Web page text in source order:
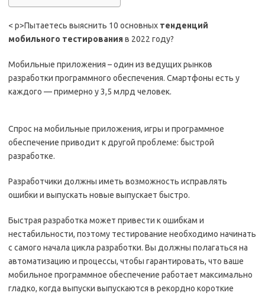
< p>Пытаетесь выяснить 10 основных тенденций
мобильного тестированияв 2022 году?
Мобильные приложения – один из ведущих рынков
разработки программного обеспечения. Смартфоны есть у
каждого — примерно у 3,5 млрд человек.
Спрос на мобильные приложения, игры и программное
обеспечение приводит к другой проблеме: быстрой
разработке.
Разработчики должны иметь возможность исправлять
ошибки и выпускать новые выпускает быстро.
Быстрая разработка может привести к ошибкам и
нестабильности, поэтому тестирование необходимо начинать
с самого начала цикла разработки. Вы должны полагаться на
автоматизацию и процессы, чтобы гарантировать, что ваше
мобильное программное обеспечение работает максимально
гладко, когда выпуски выпускаются в рекордно короткие